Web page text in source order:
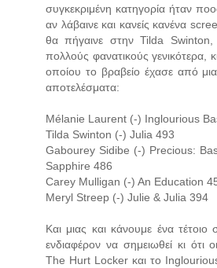
συγκεκριμένη κατηγορία ήταν
αν λάβαινε και κανείς κανένα
θα πήγαινε στην Tilda Swinton,
πολλούς φανατικούς γενικότερα,
οποίου το βραβείο έχασε από
αποτελέσματα:
Mélanie Laurent (-) Inglourious
Tilda Swinton (-) Julia 493
Gabourey Sidibe (-) Precious:
Sapphire 486
Carey Mulligan (-) An Education
Meryl Streep (-) Julie & Julia 394
Και μιας και κάνουμε ένα τέτοιο
ενδιαφέρον να σημειωθεί κι ότι
The Hurt Locker και το